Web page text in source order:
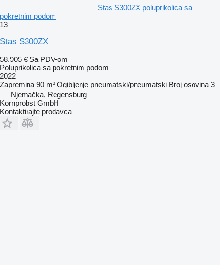
Stas S300ZX poluprikolica sa
pokretnim podom
13
Stas S300ZX
58.905 € Sa PDV-om
Poluprikolica sa pokretnim podom
2022
Zapremina 90 m³ Ogibljenje pneumatski/pneumatski Broj osovina 3
Njemačka, Regensburg
Kornprobst GmbH
Kontaktirajte prodavca